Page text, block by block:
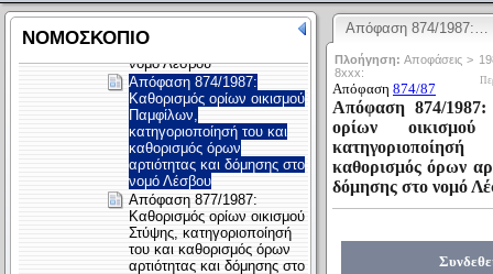
Απόφαση 874/1987:…